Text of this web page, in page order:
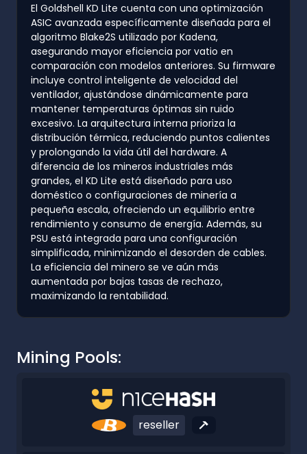
El Goldshell KD Lite cuenta con una optimización
ASIC avanzada específicamente diseñada para el
algoritmo Blake2S utilizado por Kadena,
asegurando mayor eficiencia por vatio en
comparación con modelos anteriores. Su firmware
incluye control inteligente de velocidad del
ventilador, ajustándose dinámicamente para
mantener temperaturas óptimas sin ruido
excesivo. La arquitectura interna prioriza la
distribución térmica, reduciendo puntos calientes
y prolongando la vida útil del hardware. A
diferencia de los mineros industriales más
grandes, el KD Lite está diseñado para uso
doméstico o configuraciones de minería a
pequeña escala, ofreciendo un equilibrio entre
rendimiento y consumo de energía. Además, su
PSU está integrada para una configuración
simplificada, minimizando el desorden de cables.
La eficiencia del minero se ve aún más
aumentada por bajas tasas de rechazo,
maximizando la rentabilidad.
Mining Pools:
reseller